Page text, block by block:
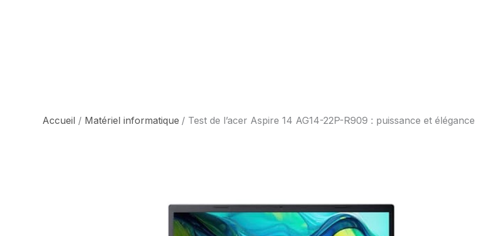
Accueil Matériel informatique Test de l’acer Aspire 14 AG14-22P-R909 : puissance et élégance